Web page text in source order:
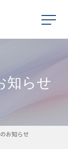
知らせ
お知らせ